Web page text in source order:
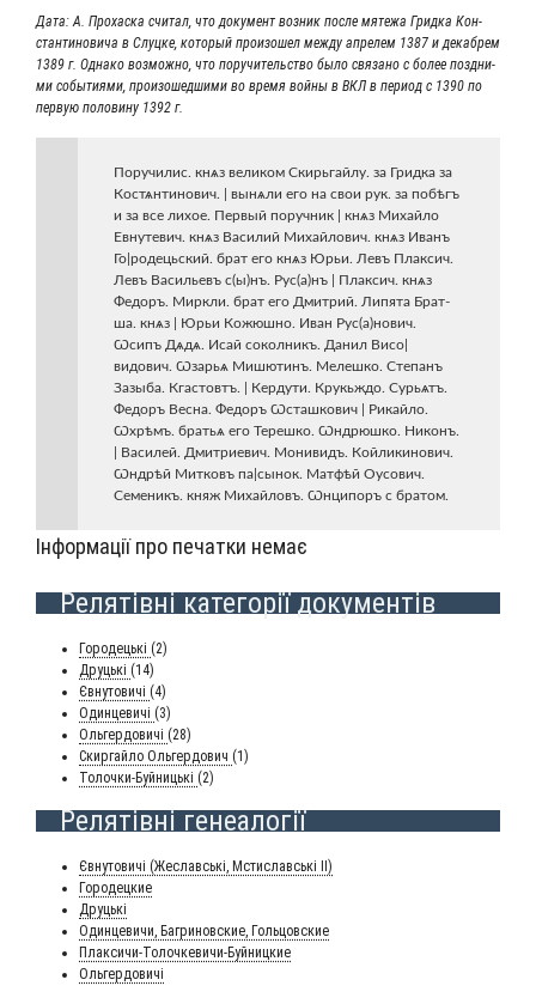
Дата: А. Про­хас­ка счи­тал, что доку­мент воз­ник после мяте­жа Грид­ка Кон­
стан­ти­но­ви­ча в Слуц­ке, кото­рый про­изо­шел меж­ду апре­лем 1387 и декабрем
1389 г. Одна­ко воз­мож­но, что пору­чи­тель­ство было свя­за­но с более позд­ни­
ми собы­ти­я­ми, про­изо­шед­ши­ми во вре­мя вой­ны в ВКЛ в пери­од с 1390 по
первую поло­ви­ну 1392 г.
Пору­чи­лис. кнѧз вели­ком Ски­рь­гай­лу. за Грид­ка за
Костѧн­ти­но­вич. | вынѧ­ли его на свои рук. за побѣгъ
и за все лихое. Пер­вый поруч­ник | кнѧз Михай­ло
Евну­те­вич. кнѧз Васи­лий Михай­ло­вич. кнѧз Иванъ
Го|родецьский. брат его кнѧз Юрьи. Левъ Плак­сич.
Левъ Васи­льевъ с(ы)нъ. Рус(а)нъ | Плак­сич. кнѧз
Федоръ. Мирк­ли. брат его Дмит­рий. Липя­та Брат­
ша. кнѧз | Юрьи Кож­юш­но. Иван Рус(а)нович.
Ѡсипъ Дѧдѧ. Исай сокол­никъ. Данил Висо|
видович. Ѡза­рьѧ Мишю­т­инъ. Мелеш­ко. Сте­панъ
Зазы­ба. Кга­сто­втъ. | Кер­ду­ти. Кру­кьж­до. Сурь­ѧтъ.
Федоръ Вес­на. Федоръ Ѡсташ­ко­вич | Рикай­ло.
Ѡхрѣмъ. братьѧ его Тереш­ко. Ѡндрюш­ко. Никонъ.
| Васи­лей. Дмит­ри­е­вич. Мони­видъ. Кой­ли­ки­но­вич.
Ѡндрѣй Мит­ковъ па|сынок. Мат­фѣй Оусо­вич.
Семе­никъ. княж Михай­ловъ. Ѡнци­поръ с братом.
Інформації про печатки немає
Релятівні категорії документів
Горо­де­ць­кі (2)
Дру­ць­кі (14)
Євну­то­ви­чі (4)
Один­це­ви­чі (3)
Оль­гер­до­ви­чі (28)
Скир­гай­ло Оль­гер­до­вич (1)
Толоч­ки-Буй­ни­ць­кі (2)
Релятівні генеалогії
Євну­то­ви­чі (Жеславсь­кі, Мсти­славсь­кі II)
Горо­дец­кие
Дру­ць­кі
Один­це­ви­чи, Баг­ри­нов­ские, Гольцовские
Плак­си­чи-Толоч­ке­ви­чи-Буй­ниц­кие
Оль­гер­до­ви­чі